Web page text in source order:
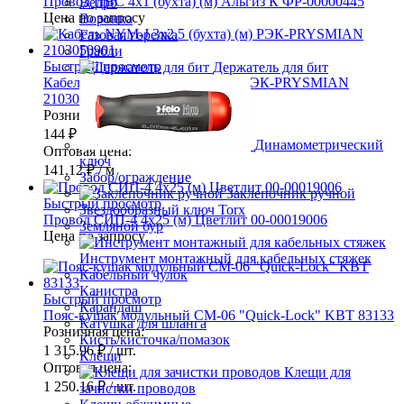
Воронка
Газовая горелка
Грабли
Держатель для бит
Динамометрический
ключ
Забор/ограждение
Заклепочник ручной
Звездообразный ключ Torx
Земляной бур
Инструмент монтажный для кабельных стяжек
Кабельный чулок
Канистра
Карандаш
Катушка для шланга
Кисть/кисточка/помазок
Клещи
Клещи для
зачистки проводов
Цена по запросу
Быстрый просмотр
Кабель NYM-J 3х2.5 (бухта) (м) РЭК-PRYSMIAN
2103050901
Розничная цена:
144 ₽
Оптовая цена:
141.12 ₽/ м
Быстрый просмотр
Провод СИП-4 4х25 (м) Цветлит 00-00019006
Цена по запросу
Быстрый просмотр
Пояс-кушак модульный СМ-06 "Quick-Lock" KBT 83133
Розничная цена:
1 315.96 ₽/ шт.
Оптовая цена:
1 250.16 ₽/ шт.